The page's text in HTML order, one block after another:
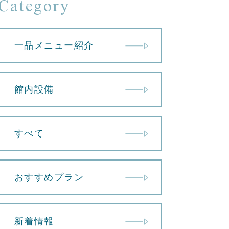
一品メニュー紹介
館内設備
すべて
おすすめプラン
新着情報